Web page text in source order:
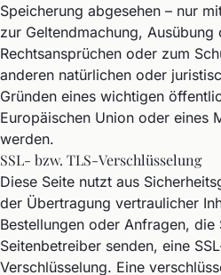
Speicherung abgesehen – nur
zur Geltendmachung,
Rechtsansprüchen oder zum
anderen natürlichen oder
Gründen eines wichtigen
Europäischen Union oder eines
werden.
SSL- bzw. TLS-Verschlüsselung
Diese Seite nutzt aus
der Übertragung vertraulicher
Bestellungen oder Anfragen, die
Seitenbetreiber senden, eine
Verschlüsselung. Eine